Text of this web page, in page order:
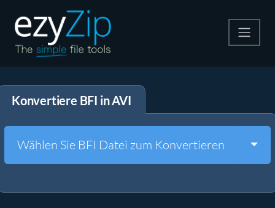
Entpacken
Weitere Tools
Konvertiere BFI in AVI
Wählen Sie BFI Datei zum Konvertieren